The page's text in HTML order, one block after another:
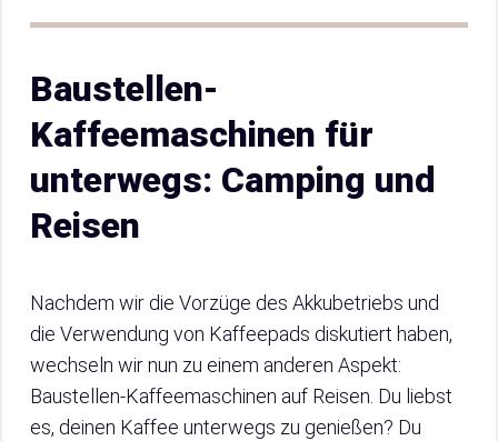
Baustellen-
Kaffeemaschinen für
unterwegs: Camping und
Reisen
Nachdem wir die Vorzüge des Akkubetriebs und
die Verwendung von Kaffeepads diskutiert haben,
wechseln wir nun zu einem anderen Aspekt:
Baustellen-Kaffeemaschinen auf Reisen. Du liebst
es, deinen Kaffee unterwegs zu genießen? Du